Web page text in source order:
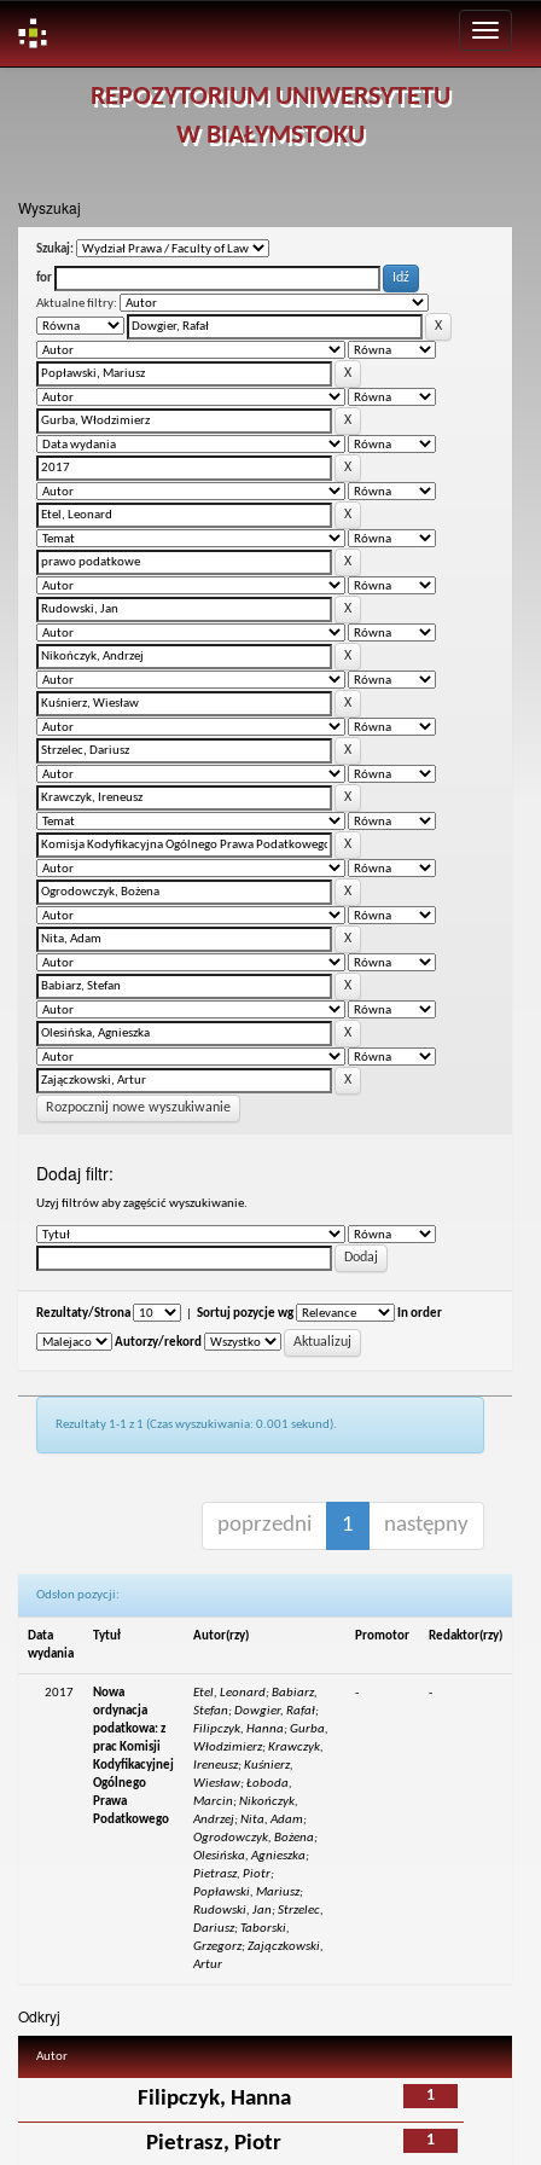
REPOZYTORIUM UNIWERSYTETU
W BIAŁYMSTOKU
Wyszukaj
Szukaj:
for
Aktualne filtry:
Rozpocznij nowe wyszukiwanie
Dodaj filtr:
Uzyj filtrów aby zagęścić wyszukiwanie.
Rezultaty/Strona Sortuj pozycje wg In order
Autorzy/rekord
Rezultaty 1-1 z 1 (Czas wyszukiwania: 0.001 sekund).
poprzedni 1 następny
Odsłon pozycji:
Data
wydania
Tytuł Autor(rzy) Promotor Redaktor(rzy)
2017
Nowa
ordynacja
podatkowa: z
prac Komisji
Kodyfikacyjnej
Ogólnego
Prawa
Podatkowego
Etel, Leonard; Babiarz,
Stefan; Dowgier, Rafał;
Filipczyk, Hanna; Gurba,
Włodzimierz; Krawczyk,
Ireneusz; Kuśnierz,
Wiesław; Łoboda,
Marcin; Nikończyk,
Andrzej; Nita, Adam;
Ogrodowczyk, Bożena;
Olesińska, Agnieszka;
Pietrasz, Piotr;
Popławski, Mariusz;
Rudowski, Jan; Strzelec,
Dariusz; Taborski,
Grzegorz; Zajączkowski,
Artur
- -
Odkryj
Autor
1
Filipczyk, Hanna
1
Pietrasz, Piotr